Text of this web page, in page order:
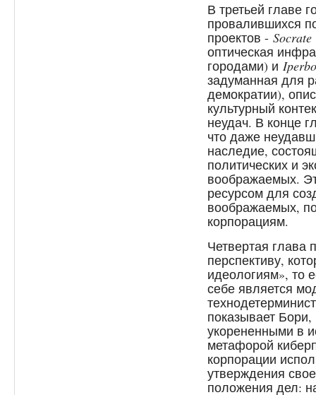
В третьей главе
провалившихся
проектов - Socrate
оптическая
городами) и
задуманная для
демократии),
культурный
неудач. В конце
что даже
наследие,
политических и
воображаемых.
ресурсом для
воображаемых,
корпорациям.
Четвертая глава
перспективу,
идеологиям», то
себе является
показывает
укорененными в
метафорой
корпорации
утверждения
положения дел: